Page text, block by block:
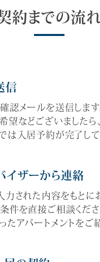
約までの流
信
認メールを送信します
望などございましたら
は入居予約が完了して
イザーから連絡
力された内容をもとに
件を直接ご相談くださ
たアパートメントをご